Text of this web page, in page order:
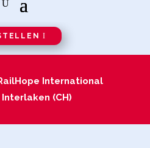
International
(CH)